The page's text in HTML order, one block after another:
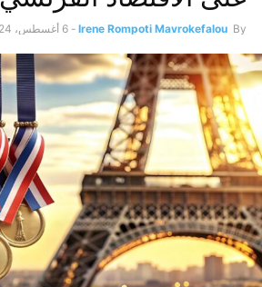
By
Irene Rompoti Mavrokefalou
- 6 أغسطس، 2024